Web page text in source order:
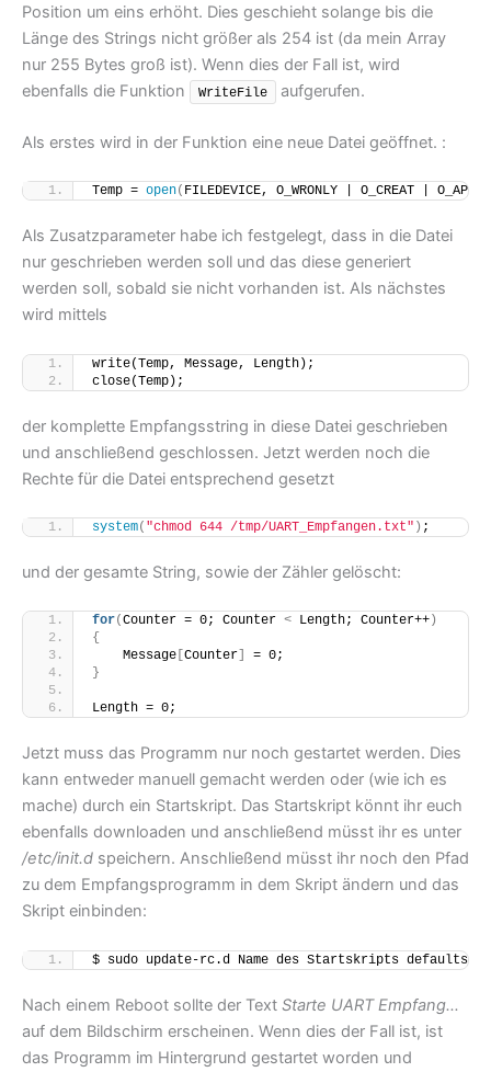
Position um eins erhöht. Dies geschieht solange bis die
Länge des Strings nicht größer als 254 ist (da mein Array
nur 255 Bytes groß ist). Wenn dies der Fall ist, wird
ebenfalls die Funktion
WriteFile aufgerufen.
Als erstes wird in der Funktion eine neue Datei geöffnet. :
Temp = open( FILEDEVICE, O_WRONLY | O_CREAT |
Als Zusatzparameter habe ich festgelegt, dass in die Datei
nur geschrieben werden soll und das diese generiert
werden soll, sobald sie nicht vorhanden ist. Als nächstes
wird mittels
write(Temp, Message, Length);
close(Temp);
der komplette Empfangsstring in diese Datei geschrieben
und anschließend geschlossen. Jetzt werden noch die
Rechte für die Datei entsprechend gesetzt
system( "chmod 644 /tmp/UART_Empfangen.txt" ) ;
und der gesamte String, sowie der Zähler gelöscht:
for(Counter = 0; Counter < Length; Counter++ )
{
    Message
Counter
= 0;
}
Length = 0;
Jetzt muss das Programm nur noch gestartet werden. Dies
kann entweder manuell gemacht werden oder (wie ich es
mache) durch ein Startskript. Das Startskript könnt ihr euch
ebenfalls downloaden und anschließend müsst ihr es unter
/etc/init.d speichern. Anschließend müsst ihr noch den Pfad
zu dem Empfangsprogramm in dem Skript ändern und das
Skript einbinden:
$ sudo update-rc.d Name des Startskripts defaults
Nach einem Reboot sollte der Text Starte UART Empfang…
auf dem Bildschirm erscheinen. Wenn dies der Fall ist, ist
das Programm im Hintergrund gestartet worden und